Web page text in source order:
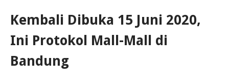
Kembali Dibuka 15 Juni 2020,
Ini Protokol Mall-Mall di
Bandung